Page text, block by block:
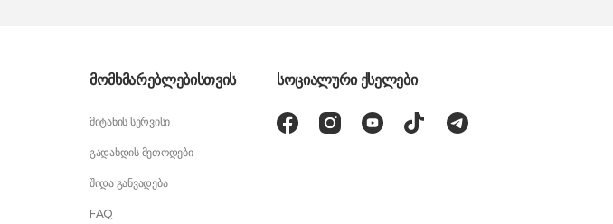
მომხმარებლებისთვის
მიტანის სერვისი
გადახდის მეთოდები
შიდა განვადება
FAQ
სოციალური ქსელები